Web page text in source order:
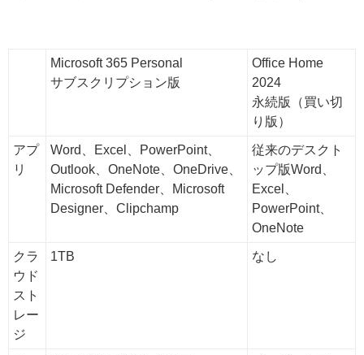
Microsoft 365 Personal
サブスクリプション版
Office Home
2024
永続版（買い切
り版）
アプ
リ
Word、Excel、PowerPoint、
Outlook、OneNote、OneDrive、
Microsoft Defender、Microsoft
Designer、Clipchamp
従来のデスクト
ップ版Word、
Excel、
PowerPoint、
OneNote
クラ
ウド
スト
レー
ジ
1TB なし